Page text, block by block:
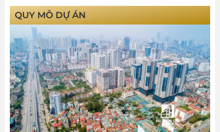
QUY MÔ DỰ ÁN